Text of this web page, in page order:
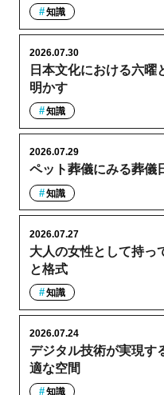
知識
日本文化における六曜
明かす
2026.07.30
知識
ペット葬儀にみる葬儀
2026.07.29
知識
大人の女性として持っ
と格式
2026.07.27
知識
デジタル技術が実現す
適な空間
2026.07.24
知識